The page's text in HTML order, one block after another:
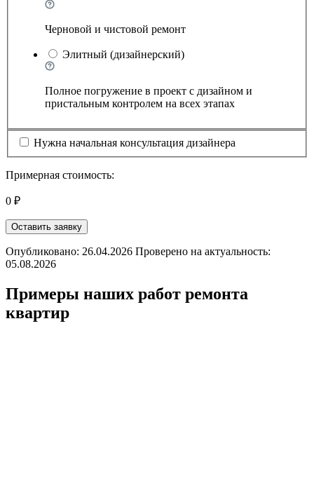
Черновой и чистовой ремонт
Элитный (дизайнерский)
Полное погружение в проект с дизайном и
пристальным контролем на всех этапах
Нужна начальная консультация дизайнера
Примерная стоимость:
0 ₽
Оставить заявку
Опубликовано: 26.04.2026 Проверено на актуальность:
05.08.2026
Примеры наших работ ремонта
квартир